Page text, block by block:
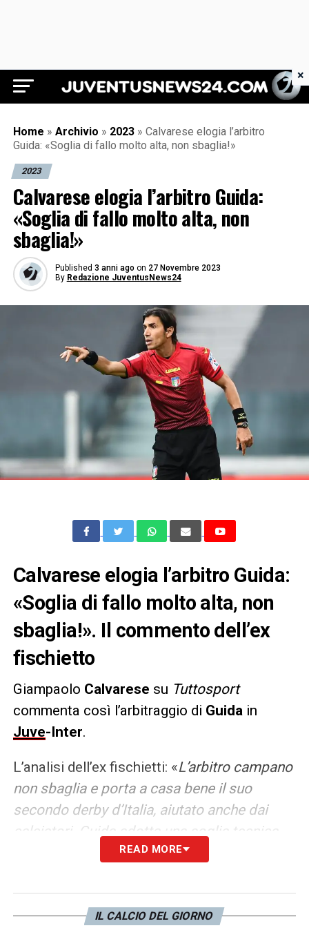
Juventus News 24
Home » Archivio » 2023 » Calvarese elogia l’arbitro
Guida: «Soglia di fallo molto alta, non sbaglia!»
2023
Calvarese elogia l’arbitro Guida:
«Soglia di fallo molto alta, non
sbaglia!»
Published 3 anni ago on 27 Novembre 2023
By Redazione JuventusNews24
Calvarese elogia l’arbitro Guida:
«Soglia di fallo molto alta, non
sbaglia!». Il commento dell’ex
fischietto
Giampaolo Calvarese su Tuttosport
commenta così l’arbitraggio di Guida in
Juve-Inter.
L’analisi dell’ex fischietti: «L’arbitro campano
non sbaglia e porta a casa bene il suo
secondo derby d’Italia, aiutato anche dai
calciatori. Guida adotta una soglia tecnica
davvero molto alta: anche alcuni contatti al
saranno venticinque i falli. Il direttore di gara
decide di ammonire subito Cambiaso dopo
READ MORE
IL CALCIO DEL GIORNO
×